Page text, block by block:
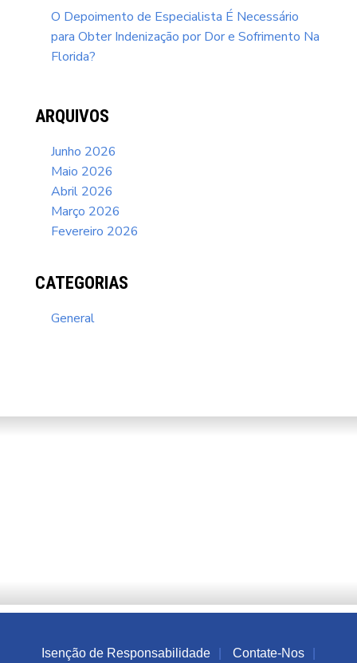
O Depoimento de Especialista É Necessário
para Obter Indenização por Dor e Sofrimento Na
Florida?
ARQUIVOS
Junho 2026
Maio 2026
Abril 2026
Março 2026
Fevereiro 2026
CATEGORIAS
General
Isenção de Responsabilidade Contate-Nos